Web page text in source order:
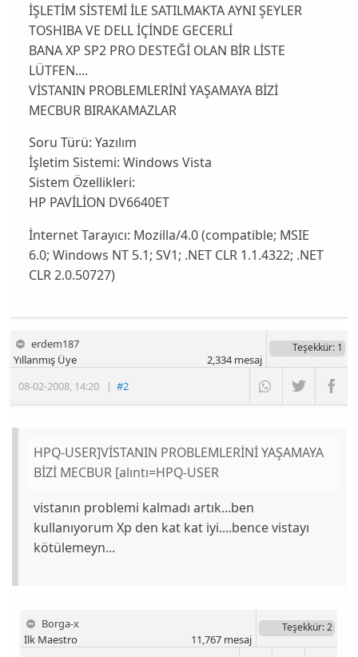
İŞLETİM SİSTEMİ İLE SATILMAKTA AYNI ŞEYLER
TOSHIBA VE DELL İÇİNDE GECERLİ
BANA XP SP2 PRO DESTEĞİ OLAN BİR LİSTE
LÜTFEN....
VİSTANIN PROBLEMLERİNİ YAŞAMAYA BİZİ
MECBUR BIRAKAMAZLAR
Soru Türü: Yazılım
İşletim Sistemi: Windows Vista
Sistem Özellikleri:
HP PAVİLİON DV6640ET
İnternet Tarayıcı: Mozilla/4.0 (compatible; MSIE
6.0; Windows NT 5.1; SV1; .NET CLR 1.1.4322; .NET
CLR 2.0.50727)
erdem187
08-02-2008, 14:20 |#2
Yıllanmış Üye
Teşekkür: 1
2,334mesaj
HPQ-USER]VİSTANIN PROBLEMLERİNİ YAŞAMAYA
BİZİ MECBUR [alıntı=HPQ-USER
vistanın problemi kalmadı artık...ben
kullanıyorum Xp den kat kat iyi....bence vistayı
kötülemeyn...
Borga-x
İlk Maestro
Teşekkür: 2
11,767mesaj